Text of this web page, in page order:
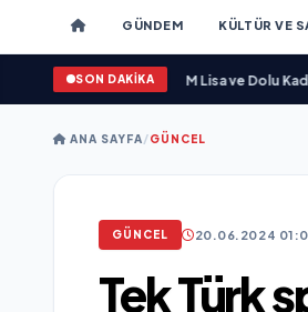
GÜNDEM KÜLTÜR VE
SON DAKİKA
Marka Kazandırdı•M Lisa ve Dolu Kadehi
ANA SAYFA/GÜNCEL
GÜNCEL 20.06.2024
Tek Türk